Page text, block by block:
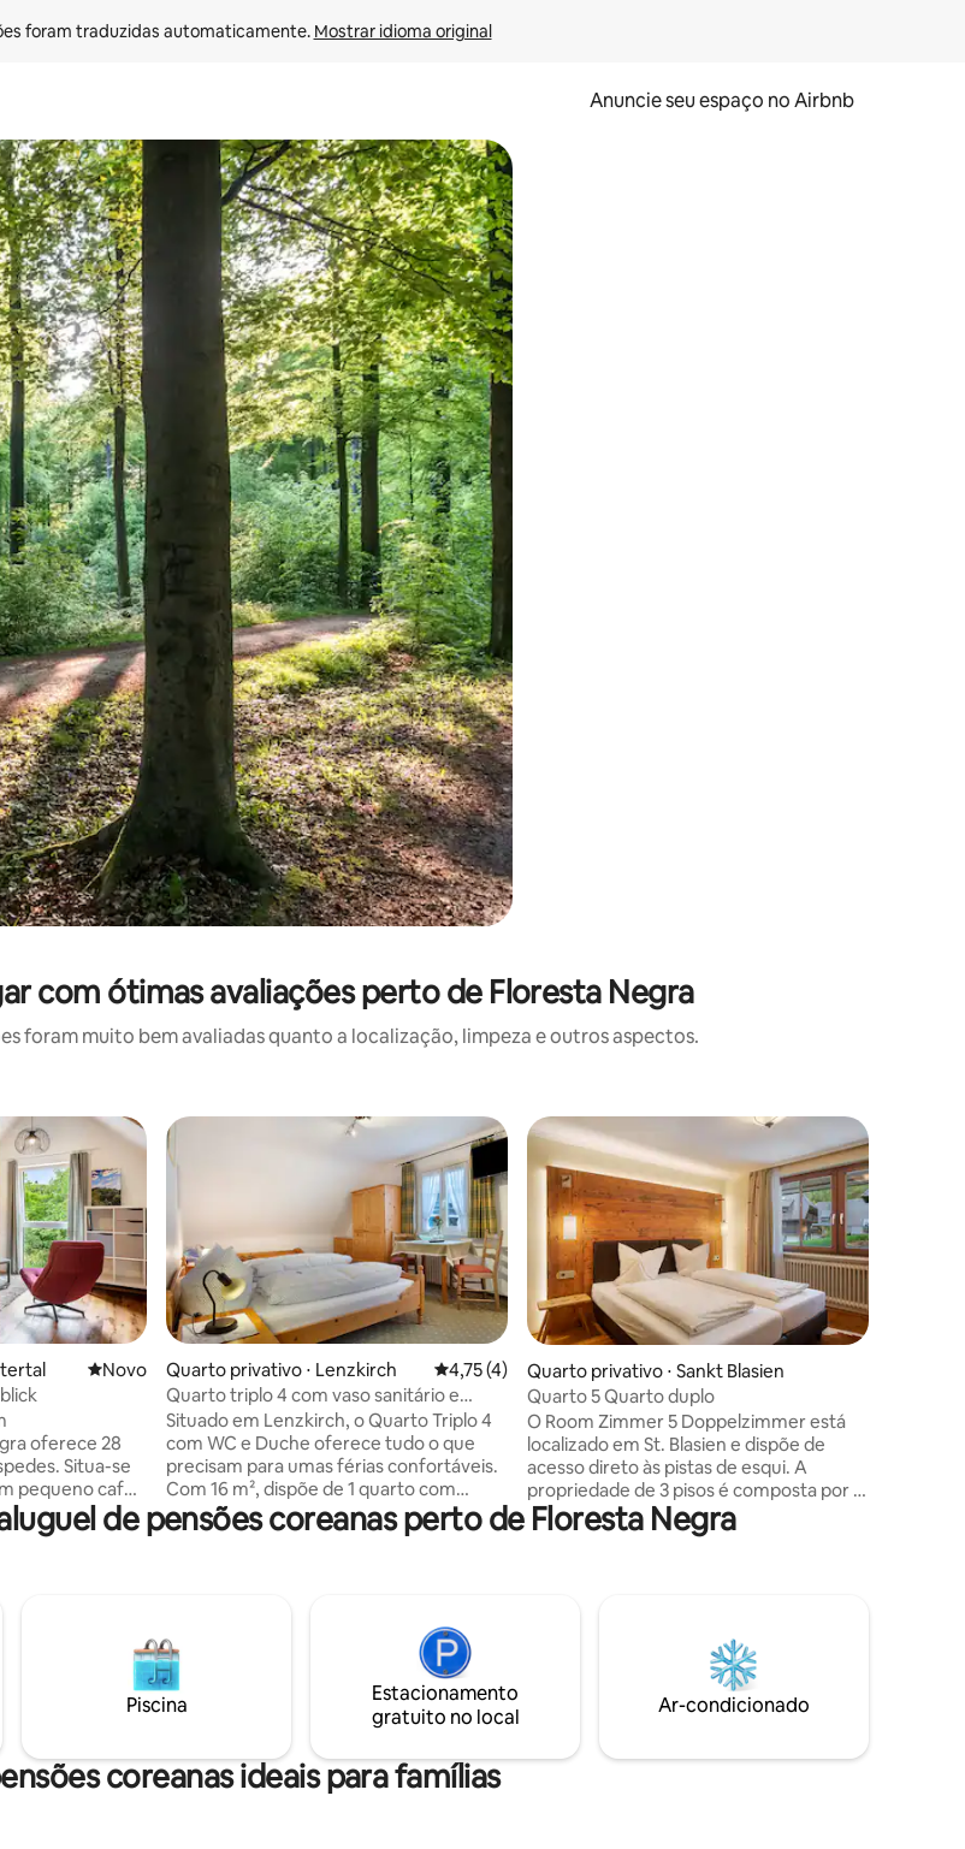
foram traduzidas automaticamente. Mostrar idioma original
Anuncie seu espaço no Airbnb
seta para cima e para baixo do teclado ou tocando e deslizando o dedo na tela.
com ótimas avaliações perto de Floresta Negra
foram muito bem avaliadas quanto a localização, limpeza e outros aspectos.
avaliaçõesNovo lugar para ficar
Novo
oferece 28
Situa-se
pequeno café
riacho. O
casal (1,80 x
café com
mini-
ideal para o
Quarto privativo ⋅ Lenzkirch 4,75 de uma avaliação média de 5, 4 avaliações
4,75 (4)
Quarto triplo 4 com vaso sanitário e
chuveiro
Situado em Lenzkirch, o Quarto Triplo 4
com WC e Duche oferece tudo o que
precisam para umas férias confortáveis.
Com 16 m², dispõe de 1 quarto com
duche e WC no corredor, acomodando
até 3 pessoas. Inclui ainda Wi-Fi e
noites descontraídas. As ligações de
transportes públicos estão localizadas a
uma curta distância a pé e existe um
campo de ténis a cerca de 15 minutos a
pé.
Quarto privativo ⋅ Sankt Blasien
Quarto 5 Quarto duplo
O Room Zimmer 5 Doppelzimmer está
localizado em St. Blasien e dispõe de
acesso direto às pistas de esqui. A
propriedade de 3 pisos é composta por 1
quarto e 1 casa de banho e pode,
portanto, acomodar 2 pessoas. As
casa, bem como uma televisão. Desfrute
da área exterior partilhada, que inclui um
jardim e um terraço coberto.
de pensões coreanas perto de Floresta Negra
Piscina
Estacionamento
gratuito no local
Ar-condicionado
coreanas ideais para famílias